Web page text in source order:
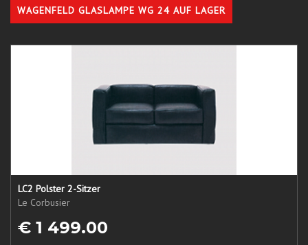
WAGENFELD GLASLAMPE WG 24 AUF LAGER
LC2 Polster 2-Sitzer
Le Corbusier
€ 1 499.00